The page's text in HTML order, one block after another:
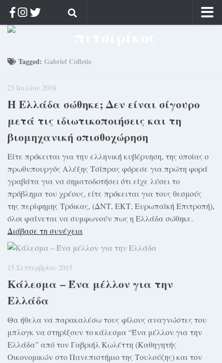
Αρχική
Κοσμαγάπητα
Ρίζα & Διάρκεια
Στοχασμοί & αποφθέγματα
Διαφήμιση
Γίνετε συνδρομητής
Μόνο για συνδρομητές
Log in
Tagged: Gabriel Colletis
23 Ιουλίου 2018
Η Ελλάδα σώθηκε; Δεν είναι σίγουρο
μετά τις ιδιωτικοποιήσεις και τη
βιομηχανική οπισθοχώρηση
Είτε πρόκειται για την ελληνική κυβέρνηση, της οποίας ο
πρωθυπουργός Αλέξης Τσίπρας φόρεσε για πρώτη φορά
γραβάτα για να σηματοδοτήσει ότι είχε λύσει το
πρόβλημα του χρέους, είτε πρόκειται για τους θεσμούς
της περίφημης Τρόικας, (ΔΝΤ, ΕΚΤ, Ευρωπαϊκή Επιτροπή),
όλοι φαίνεται να συμφωνούν πως η Ελλάδα σώθηκε.
Διάβασε τη συνέχεια
15 Σεπτεμβρίου 2015
Κάλεσμα – Ένα μέλλον για την
Ελλάδα
Θα ήθελα να παρακαλέσω τους φίλους αναγνώστες του
μπλογκ να στηρίξουν το κάλεσμα “Ένα μέλλον για την
Ελλάδα” από τον Γαβριήλ Κωλέττη (Καθηγητής
Οικονομικών στο Πανεπιστήμιο της Τουλούζης) και τον